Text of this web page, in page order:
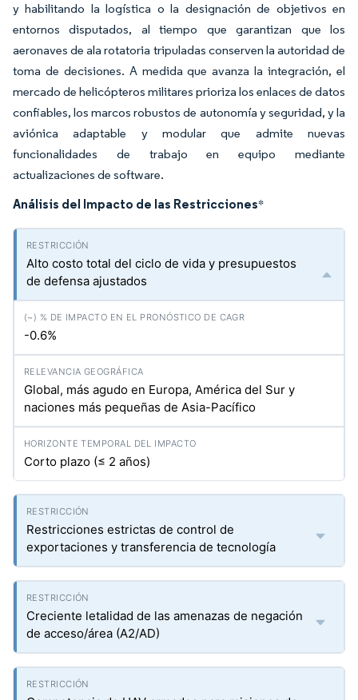
y habilitando la logística o la designación de objetivos en
entornos disputados, al tiempo que garantizan que los
aeronaves de ala rotatoria tripuladas conserven la autoridad de
toma de decisiones. A medida que avanza la integración, el
mercado de helicópteros militares prioriza los enlaces de datos
confiables, los marcos robustos de autonomía y seguridad, y la
aviónica adaptable y modular que admite nuevas
funcionalidades de trabajo en equipo mediante
actualizaciones de software.
Análisis del Impacto de las Restricciones*
Alto costo total del ciclo de vida y presupuestos
de defensa ajustados
-0.6%
Global, más agudo en Europa, América del Sur y
naciones más pequeñas de Asia-Pacífico
Corto plazo (≤ 2 años)
Restricciones estrictas de control de
exportaciones y transferencia de tecnología
Creciente letalidad de las amenazas de negación
de acceso/área (A2/AD)